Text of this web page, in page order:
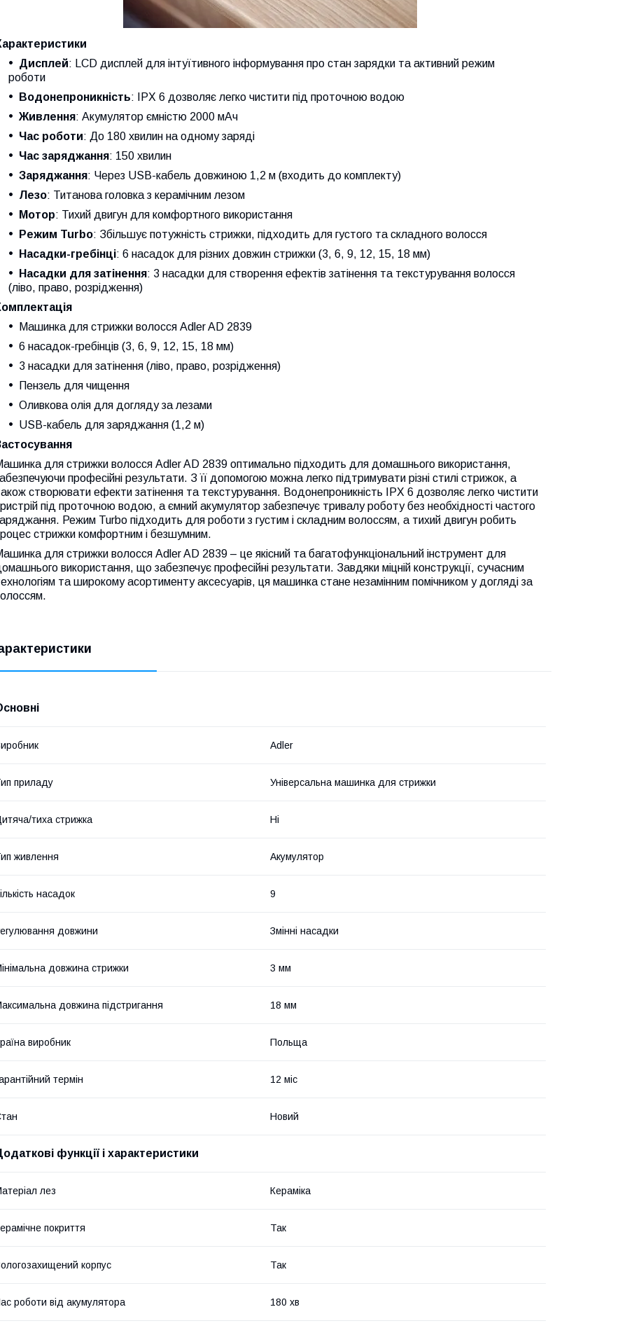
Дисплей: LCD дисплей для інтуїтивного інформування про стан зарядки та активний режим
роботи
Водонепроникність: IPX 6 дозволяє легко чистити під проточною водою
Живлення: Акумулятор ємністю 2000 мАч
Час роботи: До 180 хвилин на одному заряді
Час заряджання: 150 хвилин
Заряджання: Через USB-кабель довжиною 1,2 м (входить до комплекту)
Лезо: Титанова головка з керамічним лезом
Мотор: Тихий двигун для комфортного використання
Режим Turbo: Збільшує потужність стрижки, підходить для густого та складного волосся
Насадки-гребінці: 6 насадок для різних довжин стрижки (3, 6, 9, 12, 15, 18 мм)
Насадки для затінення: 3 насадки для створення ефектів затінення та текстурування волосся
(ліво, право, розрідження)
Машинка для стрижки волосся Adler AD 2839
6 насадок-гребінців (3, 6, 9, 12, 15, 18 мм)
3 насадки для затінення (ліво, право, розрідження)
Пензель для чищення
Оливкова олія для догляду за лезами
USB-кабель для заряджання (1,2 м)
для стрижки волосся Adler AD 2839 оптимально підходить для домашнього використання,
професійні результати. З її допомогою можна легко підтримувати різні стилі стрижок, а
створювати ефекти затінення та текстурування. Водонепроникність IPX 6 дозволяє легко чистити
під проточною водою, а ємний акумулятор забезпечує тривалу роботу без необхідності частого
Режим Turbo підходить для роботи з густим і складним волоссям, а тихий двигун робить
стрижки комфортним і безшумним.
для стрижки волосся Adler AD 2839 – це якісний та багатофункціональний інструмент для
використання, що забезпечує професійні результати. Завдяки міцній конструкції, сучасним
та широкому асортименту аксесуарів, ця машинка стане незамінним помічником у догляді за
Adler
приладу Універсальна машинка для стрижки
тиха стрижка Ні
живлення Акумулятор
насадок 9
довжини Змінні насадки
довжина стрижки 3 мм
довжина підстригання 18 мм
виробник Польща
термін 12 міс
Новий
функції і характеристики
лез Кераміка
покриття Так
корпус Так
роботи від акумулятора 180 хв